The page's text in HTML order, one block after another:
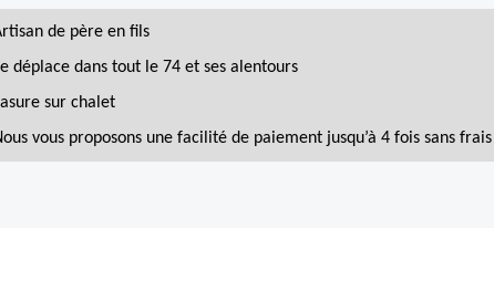
de père en fils
déplace dans tout le 74 et ses alentours
sur chalet
vous proposons une facilité de paiement jusqu’à 4 fois sans frais